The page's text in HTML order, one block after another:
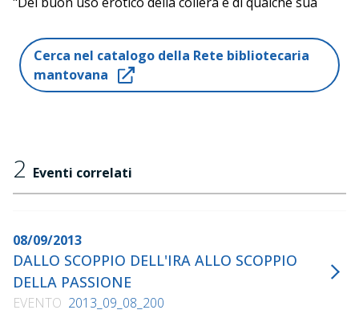
Cerca nel catalogo della Rete bibliotecaria
mantovana
2 Eventi correlati
08/09/2013
DALLO SCOPPIO DELL'IRA ALLO SCOPPIO
DELLA PASSIONE
EVENTO 2013_09_08_200